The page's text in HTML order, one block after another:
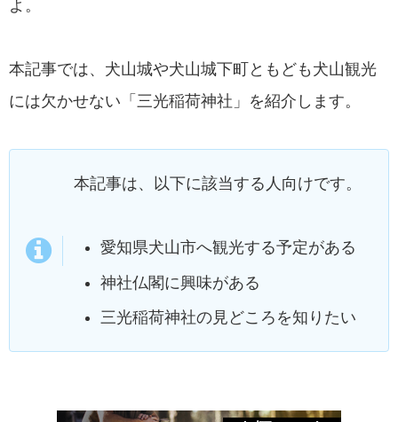
よ。
本記事では、犬山城や犬山城下町ともども犬山観光
には欠かせない「三光稲荷神社」を紹介します。
本記事は、以下に該当する人向けです。
愛知県犬山市へ観光する予定がある
神社仏閣に興味がある
三光稲荷神社の見どころを知りたい